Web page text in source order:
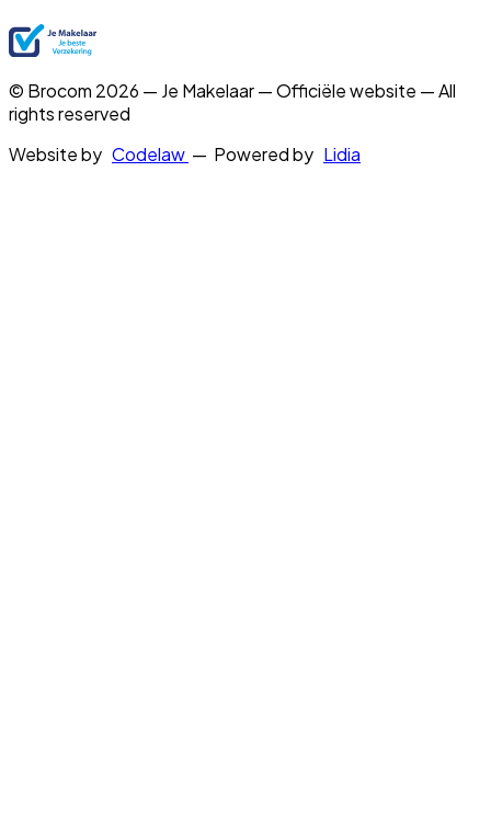
© Brocom 2026 — Je Makelaar — Officiële website — All
rights reserved
Website by Codelaw — Powered by Lidia